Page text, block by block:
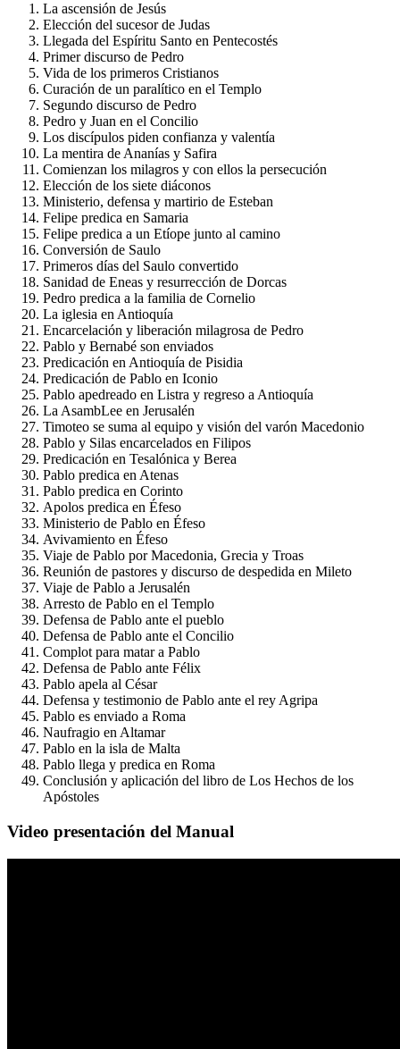
La ascensión de Jesús
Elección del sucesor de Judas
Llegada del Espíritu Santo en Pentecostés
Primer discurso de Pedro
Vida de los primeros Cristianos
Curación de un paralítico en el Templo
Segundo discurso de Pedro
Pedro y Juan en el Concilio
Los discípulos piden confianza y valentía
La mentira de Ananías y Safira
Comienzan los milagros y con ellos la persecución
Elección de los siete diáconos
Ministerio, defensa y martirio de Esteban
Felipe predica en Samaria
Felipe predica a un Etíope junto al camino
Conversión de Saulo
Primeros días del Saulo convertido
Sanidad de Eneas y resurrección de Dorcas
Pedro predica a la familia de Cornelio
La iglesia en Antioquía
Encarcelación y liberación milagrosa de Pedro
Pablo y Bernabé son enviados
Predicación en Antioquía de Pisidia
Predicación de Pablo en Iconio
Pablo apedreado en Listra y regreso a Antioquía
La AsambLee en Jerusalén
Timoteo se suma al equipo y visión del varón Macedonio
Pablo y Silas encarcelados en Filipos
Predicación en Tesalónica y Berea
Pablo predica en Atenas
Pablo predica en Corinto
Apolos predica en Éfeso
Ministerio de Pablo en Éfeso
Avivamiento en Éfeso
Viaje de Pablo por Macedonia, Grecia y Troas
Reunión de pastores y discurso de despedida en Mileto
Viaje de Pablo a Jerusalén
Arresto de Pablo en el Templo
Defensa de Pablo ante el pueblo
Defensa de Pablo ante el Concilio
Complot para matar a Pablo
Defensa de Pablo ante Félix
Pablo apela al César
Defensa y testimonio de Pablo ante el rey Agripa
Pablo es enviado a Roma
Naufragio en Altamar
Pablo en la isla de Malta
Pablo llega y predica en Roma
Conclusión y aplicación del libro de Los Hechos de los
Apóstoles
Video presentación del Manual